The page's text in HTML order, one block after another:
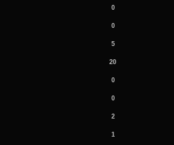
0
0
5
20
0
0
2
1